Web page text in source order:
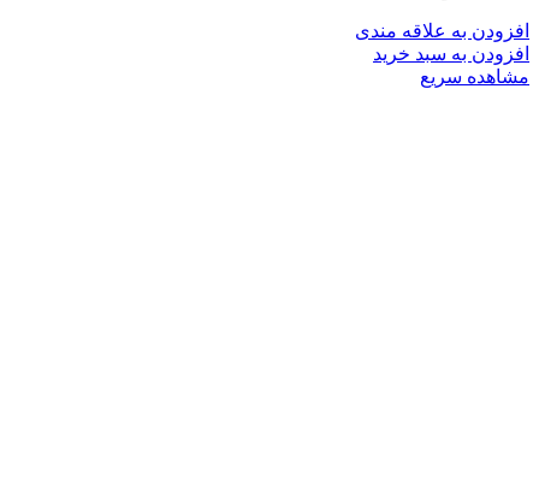
افزودن به علاقه مندی
افزودن به سبد خرید
مشاهده سریع